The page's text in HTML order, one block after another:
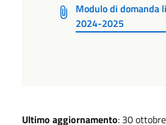
Modulo di domanda
2024-2025
Ultimo aggiornamento: 30